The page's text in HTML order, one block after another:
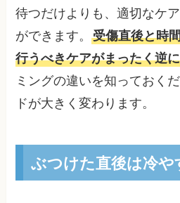
待つだけよりも、適切なケ
ができます。受傷直後と時
行うべきケアがまったく逆
ミングの違いを知っておく
ドが大きく変わります。
ぶつけた直後は冷